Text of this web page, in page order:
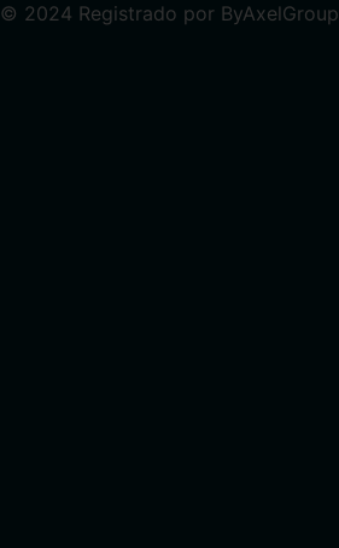
© 2024 Registrado por ByAxelGroup